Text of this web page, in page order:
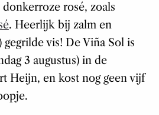
rosé, zoals
. Heerlijk bij zalm en
gegrilde vis! De Viña Sol is
3 augustus) in de
Heijn, en kost nog geen vijf